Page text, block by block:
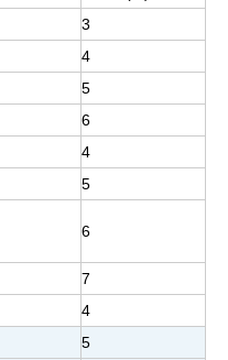
3
4
5
6
4
5
6
7
4
5